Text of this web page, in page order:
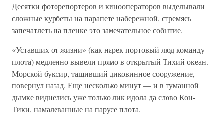
Десятки фоторепортеров и кинооператоров выделывали
сложные курбеты на парапете набережной, стремясь
запечатлеть на пленке это замечательное событие.
«Уставших от жизни» (как нарек портовый люд команду
плота) медленно вывели прямо в открытый Тихий океан.
Морской буксир, тащивший диковинное сооружение,
повернул назад. Еще несколько минут — и в туманной
дымке виднелись уже только лик идола да слово Кон-
Тики, намалеванные на парусе плота.